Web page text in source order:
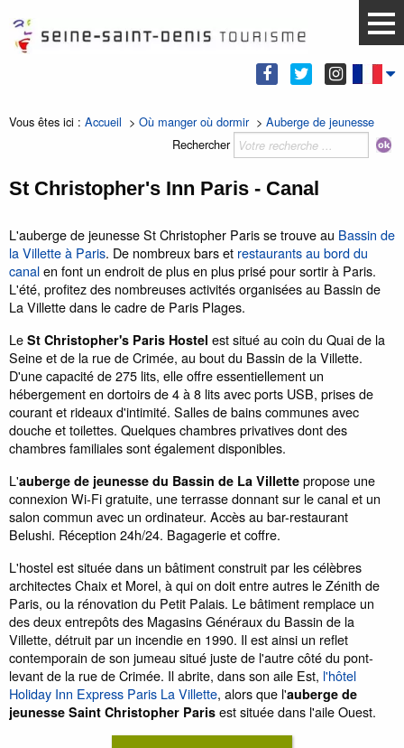
Vous êtes ici : Accueil > Où manger où dormir> Auberge de jeunesse
Rechercher
St Christopher's Inn Paris - Canal
L'auberge de jeunesse St Christopher Paris se trouve au Bassin de
la Villette à Paris. De nombreux bars et restaurants au bord du
canalen font un endroit de plus en plus prisé pour sortir à Paris.
L'été, profitez des nombreuses activités organisées au Bassin de
La Villette dans le cadre de Paris Plages.
Le St Christopher's Paris Hostel est situé au coin du Quai de la
Seine et de la rue de Crimée, au bout du Bassin de la Villette.
D'une capacité de 275 lits, elle offre essentiellement un
hébergement en dortoirs de 4 à 8 lits avec ports USB, prises de
courant et rideaux d'intimité. Salles de bains communes avec
douche et toilettes. Quelques chambres privatives dont des
chambres familiales sont également disponibles.
L'auberge de jeunesse du Bassin de La Villette propose une
connexion Wi-Fi gratuite, une terrasse donnant sur le canal et un
salon commun avec un ordinateur. Accès au bar-restaurant
Belushi. Réception 24h/24. Bagagerie et coffre.
L'hostel est située dans un bâtiment construit par les célèbres
architectes Chaix et Morel, à qui on doit entre autres le Zénith de
Paris, ou la rénovation du Petit Palais. Le bâtiment remplace un
des deux entrepôts des Magasins Généraux du Bassin de la
Villette, détruit par un incendie en 1990. Il est ainsi un reflet
contemporain de son jumeau situé juste de l'autre côté du pont-
levant de la rue de Crimée. Il abrite, dans son aile Est, l'hôtel
Holiday Inn Express Paris La Villette, alors que l'auberge de
jeunesse Saint Christopher Paris est située dans l'aile Ouest.